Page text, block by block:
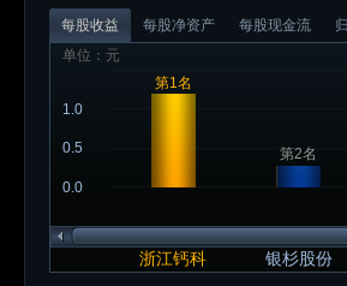
每股收益 每股净资产 每股现金流
单位：元
浙江钙科 银杉股份
0.0
0.5
1.0
第1名
第2名